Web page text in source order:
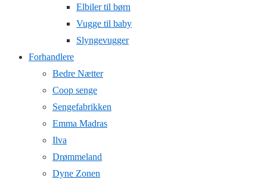
Elbiler til børn
Vugge til baby
Slyngevugger
Forhandlere
Bedre Nætter
Coop senge
Sengefabrikken
Emma Madras
Ilva
Drømmeland
Dyne Zonen